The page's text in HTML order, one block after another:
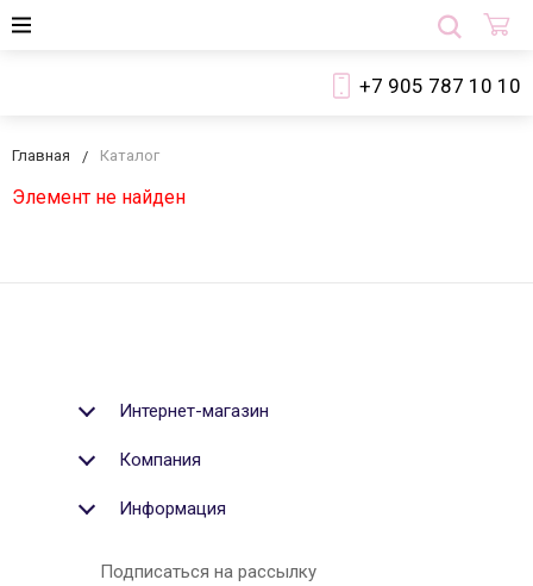
+7 905 787 10 10
Главная Каталог
Элемент не найден
Интернет-магазин
Компания
Информация
Подписаться на рассылку